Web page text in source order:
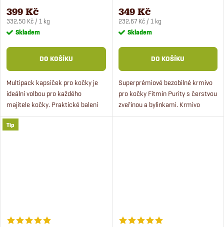
399 Kč
Měrná
cena:
332,50 Kč / 1 kg
Skladem
DO KOŠÍKU
Multipack kapsiček pro kočky je
ideální volbou pro každého
majitele kočky. Praktické balení
kapsiček s 5% zvýhodněním při
koupi 12 kusů ve třech příchutích
349 Kč
Měrná
cena:
232,67 Kč / 1 kg
Skladem
DO KOŠÍKU
Superprémiové bezobilné krmivo
pro kočky Fitmin Purity s čerstvou
zveřinou a bylinkami. Krmivo
obsahuje více jak 50 % masa a
Tip